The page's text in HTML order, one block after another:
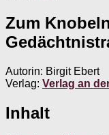
Zum
Autorin: Birgit Ebert
Verlag: Verlag an
Inhalt